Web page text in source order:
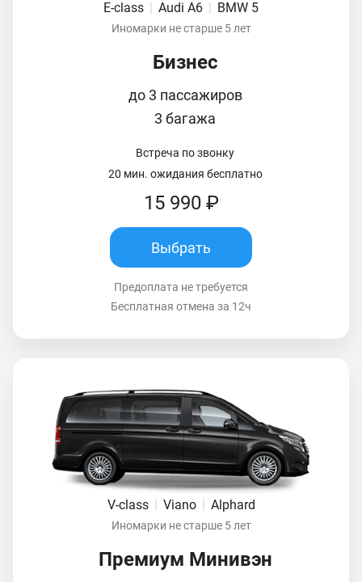
E-class | Audi A6 | BMW 5
Иномарки не старше 5 лет
Бизнес
до 3 пассажиров
3 багажа
Встреча по звонку
20 мин. ожидания бесплатно
15 990 ₽
Выбрать
Предоплата не требуется
Бесплатная отмена за 12ч
V-class | Viano | Alphard
Иномарки не старше 5 лет
Премиум Минивэн